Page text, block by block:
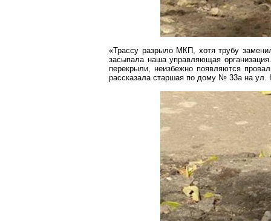
«Трассу разрыло МКП, хотя трубу
засыпала наша управляющая
перекрыли, неизбежно появляются
рассказала старшая по дому № 33а на